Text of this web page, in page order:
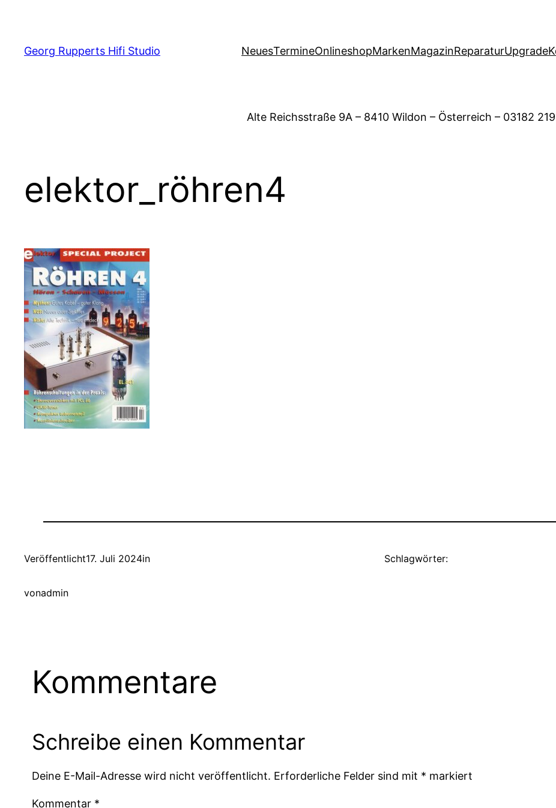
springen
Georg Rupperts Hifi Studio NeuesTermineOnlineshopMarkenMagazinReparaturUpgrade
Alte Reichsstraße 9A – 8410 Wildon – Österreich – 03182
elektor_röhren4
Veröffentlicht17. Juli 2024in
vonadmin
Schlagwörter:
Kommentare
Schreibe einen Kommentar
Deine E-Mail-Adresse wird nicht veröffentlicht. Erforderliche Felder sind mit * markiert
Kommentar *